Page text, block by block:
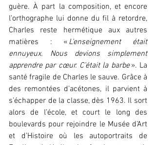
guère. À part la composition, et encore
l’orthographe lui donne du fil à retordre,
Charles reste hermétique aux autres
matières : « L’enseignement était
ennuyeux. Nous devions simplement
apprendre par cœur. C’était la barbe ». La
santé fragile de Charles le sauve. Grâce à
des remontées d’acétones, il parvient à
s’échapper de la classe, dès 1963. Il sort
alors de l’école, et court le long des
boulevards pour rejoindre le Musée d’Art
et d’Histoire où les autoportraits de